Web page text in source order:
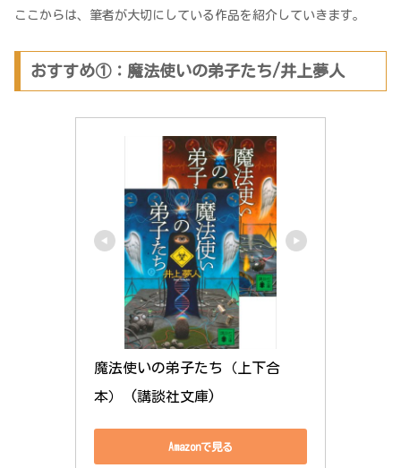
ここからは、筆者が大切にしている作品を紹介していきます。
おすすめ①：魔法使いの弟子たち/井上夢人
魔法使いの弟子たち（上下合
本） (講談社文庫)
Amazonで見る